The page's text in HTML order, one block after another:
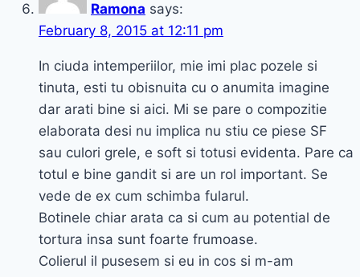
Ramona says:
February 8, 2015 at 12:11 pm
In ciuda intemperiilor, mie imi plac pozele si
tinuta, esti tu obisnuita cu o anumita imagine
dar arati bine si aici. Mi se pare o compozitie
elaborata desi nu implica nu stiu ce piese SF
sau culori grele, e soft si totusi evidenta. Pare ca
totul e bine gandit si are un rol important. Se
vede de ex cum schimba fularul.
Botinele chiar arata ca si cum au potential de
tortura insa sunt foarte frumoase.
Colierul il pusesem si eu in cos si m-am